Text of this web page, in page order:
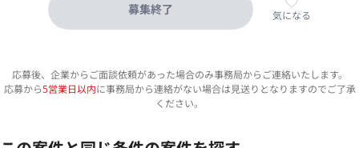
募集終了 気になる
応募後、企業からご面談依頼があった場合のみ事務局からご連絡いたします。
応募から5営業日以内に事務局から連絡がない場合は見送りとなりますのでご了承
ください。